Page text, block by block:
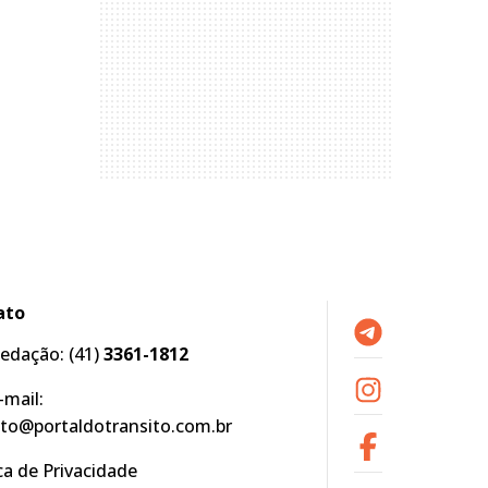
(41)3361-1812
mail:
de Privacidade